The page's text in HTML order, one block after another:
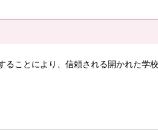
ことにより、信頼される開かれた学校